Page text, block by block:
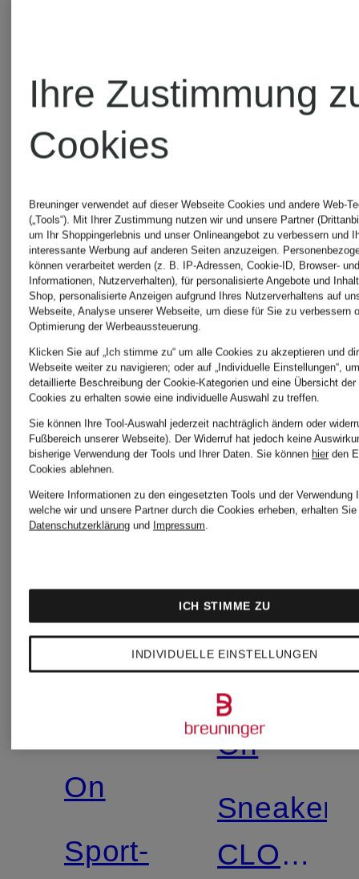
Sneaker
CLOUD
6
VERSA
CHF 219
Ursprünglich:
CHF 220
CLOUD
CHF
CHF 190
On
Sport-
On
Sneaker
CLOUD
Ihre Zustimmung
Cookies
Breuninger verwendet auf dieser Webseite Cookies und andere Web-
(„Tools“). Mit Ihrer Zustimmung nutzen wir und unsere Partner
um Ihr Shoppingerlebnis und unser Onlineangebot zu verbessern und
interessante Werbung auf anderen Seiten anzuzeigen.
können verarbeitet werden (z. B. IP-Adressen, Cookie-ID, Browser-
Informationen, Nutzerverhalten), für personalisierte Angebote und
Shop, personalisierte Anzeigen aufgrund Ihres Nutzerverhaltens auf
Webseite, Analyse unserer Webseite, um diese für Sie zu verbessern
Optimierung der Werbeaussteuerung.
Klicken Sie auf „Ich stimme zu“ um alle Cookies zu akzeptieren und
Webseite weiter zu navigieren; oder auf „Individuelle Einstellungen“,
detaillierte Beschreibung der Cookie-Kategorien und eine Übersicht
Cookies zu erhalten sowie eine individuelle Auswahl zu treffen.
Sie können Ihre Tool-Auswahl jederzeit nachträglich ändern oder
Fußbereich unserer Webseite). Der Widerruf hat jedoch keine
bisherige Verwendung der Tools und Ihrer Daten. Sie können hier den
Cookies ablehnen.
Weitere Informationen zu den eingesetzten Tools und der Verwendung
welche wir und unsere Partner durch die Cookies erheben, erhalten
Datenschutzerklärung und Impressum.
INDIVIDUELLE EINSTELLUNGEN
ICH STIMME ZU